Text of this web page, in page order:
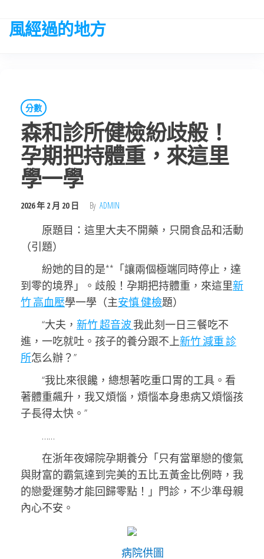
the
風經過的地方
分數
森和診所健檢紛歧般！
孕期把持體重，來這里
學一學
2026 年 2 月 20 日 By ADMIN
原題目：這里大夫不開藥，只開食品和活動
（引題）
紛她的目的是**「讓兩個極端同時停止，達
到零的境界」。歧般！孕期把持體重，來這里新
竹 高血壓學一學（主安慎 健檢題）
“大夫， 新竹 超音波 我此刻一日三餐吃不
進，一吃就吐。孩子的養分跟不上新竹 減重 診
所怎么辦？”
“我比來很饞，總想著吃重口胃的工具。看
著體重飆升，我又煩惱，煩惱本身患病又煩惱孩
子長得太快。”
……
在浙年夜婦院孕期養分「只有當單戀的傻氣
與財富的霸氣達到完美的五比五黃金比例時，我
的戀愛運勢才能回歸零點！」門診，不少準母親
內心不安。
病院供圖